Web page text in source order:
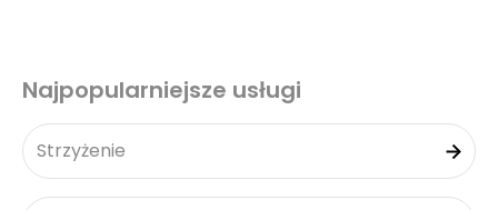
Najpopularniejsze usługi
Strzyżenie